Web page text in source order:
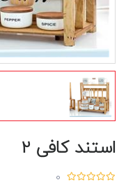
استند کافی 2
0